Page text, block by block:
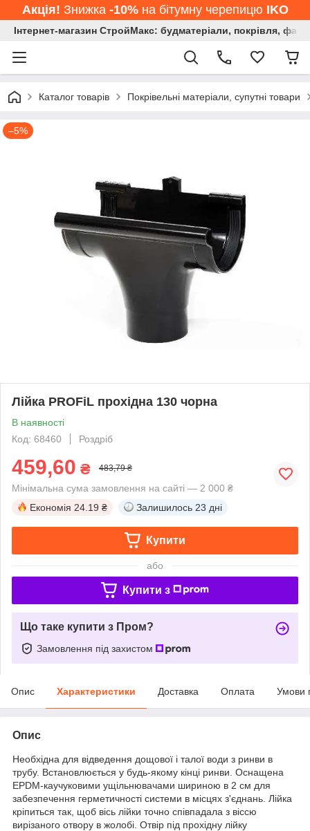
Акція! Знижка -10%на бітумну черепицю IKO
Інтернет-магазин СтройМакс: будматеріали, покрівля,
Каталог товарів Покрівельні матеріали, супутні товари
–5%
Лійка PROFiL прохідна 130 чорна
В наявності
Код: 68460
Роздріб
459,60 ₴ 483,79 ₴
Мінімальна сума замовлення на сайті — 2 000 ₴
Економія 24.19 ₴ Залишилось 23 дні
Купити
або
Купити з
Що таке купити з Пром?
Замовлення під захистом
Опис Характеристики Доставка Оплата Умови
Опис
Необхідна для відведення дощової і талої води з ринви в
трубу. Встановлюється у будь-якому кінці ринви. Оснащена
EPDM-каучуковими ущільнювачами шириною в 2 см для
забезпечення герметичності системи в місцях з'єднань. Лійка
кріпиться так, щоб вісь лійки точно співпадала з віссю
вирізаного отвору в жолобі. Отвір під прохідну лійку